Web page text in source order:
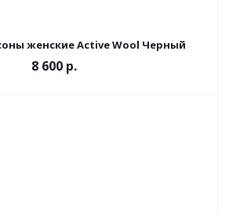
женские Active Wool Черный
8 600 р.